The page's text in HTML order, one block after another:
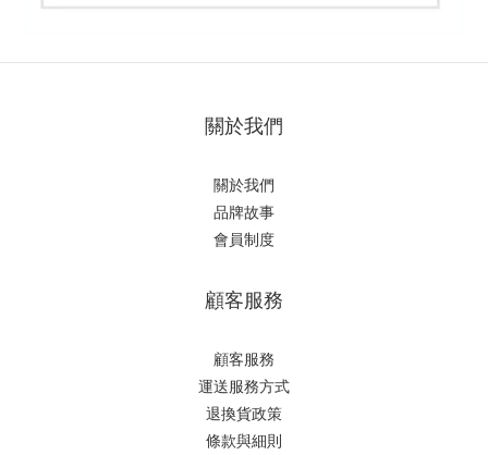
關於我們
關於我們
品牌故事
會員制度
顧客服務
顧客服務
運送服務方式
退換貨政策
條款與細則